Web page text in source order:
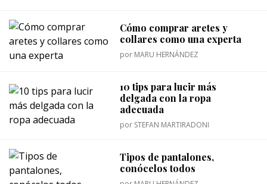
Cómo comprar aretes y
collares como una experta
por MARU HERNÁNDEZ
10 tips para lucir más
delgada con la ropa
adecuada
por STEFAN MARTIRADONI
Tipos de pantalones,
conócelos todos